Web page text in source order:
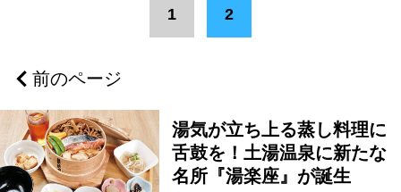
浜通りエリア
富岡町 川内村 楢葉町
前のページ
1 2
湯気が立ち上る蒸し料理に
舌鼓を！土湯温泉に新たな
名所『湯楽座』が誕生